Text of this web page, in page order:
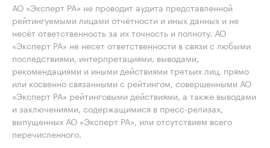
АО «Эксперт РА» не проводит аудита представленной
рейтингуемыми лицами отчётности и иных данных и не
несёт ответственность за их точность и полноту. АО
«Эксперт РА» не несет ответственности в связи с любыми
последствиями, интерпретациями, выводами,
рекомендациями и иными действиями третьих лиц, прямо
или косвенно связанными с рейтингом, совершенными АО
«Эксперт РА» рейтинговыми действиями, а также выводами
и заключениями, содержащимися в пресс-релизах,
выпущенных АО «Эксперт РА», или отсутствием всего
перечисленного.